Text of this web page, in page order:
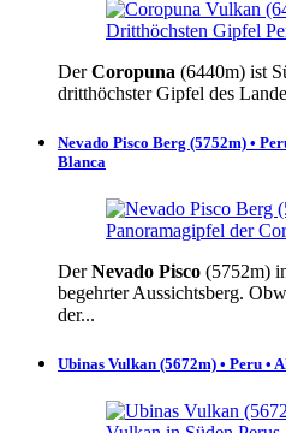
DerCoropuna (6440m) ist
dritthöchster Gipfel des
Nevado Pisco Berg (5752m) •
Blanca
DerNevado Pisco (5752m)
begehrter Aussichtsberg.
der...
Ubinas Vulkan (5672m) • Peru •